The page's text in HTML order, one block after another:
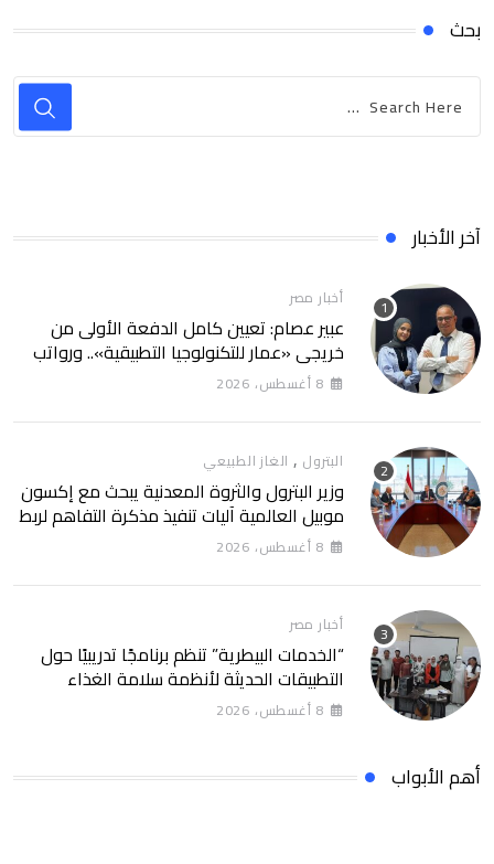
بحث
آخر الأخبار
أخبار مصر
عبير عصام: تعيين كامل الدفعة الأولى من
خريجي «عمار للتكنولوجيا التطبيقية».. ورواتب
تصل إلى 13 ألف جنيه
8 أغسطس، 2026
البترول , الغاز الطبيعي
وزير البترول والثروة المعدنية يبحث مع إكسون
موبيل العالمية آليات تنفيذ مذكرة التفاهم لربط
اكتشافات الشركة في قبرص بالبنية التحتية
المصرية
8 أغسطس، 2026
أخبار مصر
“الخدمات البيطرية” تنظم برنامجًا تدريبيًا حول
التطبيقات الحديثة لأنظمة سلامة الغذاء
8 أغسطس، 2026
أهم الأبواب